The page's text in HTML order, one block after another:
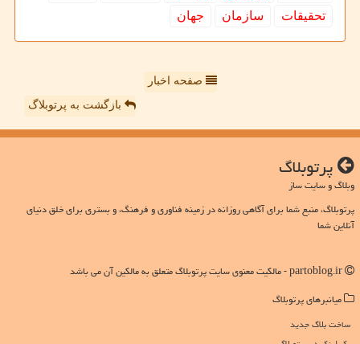
تحقیقات
سازمان جهان
صفحه اخبار
بازگشت به پرتوبلاگ
پرتوبلاگ
وبلاگ و سایت ساز
پرتوبلاگ، منبع شما برای آگاهی روزانه در زمینه فناوری و فرهنگ، و بستری برای خلق دنیای
آنلاین شما
میانبرهای پرتوبلاگ
ساخت بلاگ جدید